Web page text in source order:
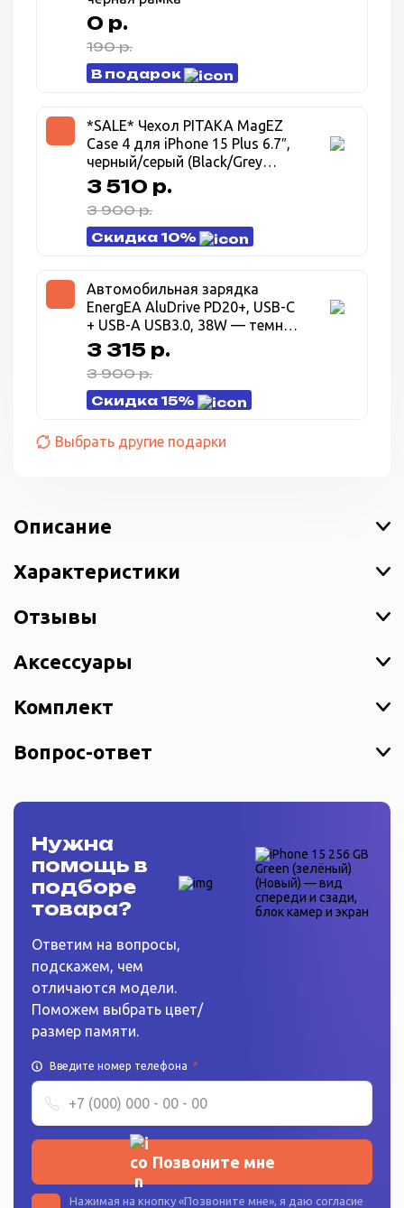
0 р.
190 р.
В подарок
*SALE* Чехол PITAKA MagEZ
Case 4 для iPhone 15 Plus 6.7″,
черный/серый (Black/Grey
Twill) 1500D
3 510 р.
3 900 р.
Скидка 10%
Автомобильная зарядка
EnergEA AluDrive PD20+, USB-C
+ USB-A USB3.0, 38W — темно
серый (Gunmetal)
3 315 р.
3 900 р.
Скидка 15%
Выбрать другие подарки
Описание
Характеристики
Отзывы
Аксессуары
Комплект
Вопрос-ответ
Нужна
помощь в
подборе
товара?
Ответим на вопросы,
подскажем, чем
отличаются модели.
Поможем выбрать цвет/
размер памяти.
Введите номер телефона *
Позвоните мне
Нажимая на кнопку «Позвоните мне», я даю согласие